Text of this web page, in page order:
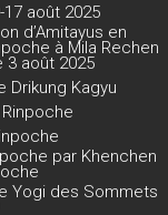
août 2025
d’Amitayus en
à Mila Rechen
3 août 2025
Drikung Kagyu
par Khenchen
Yogi des Sommets